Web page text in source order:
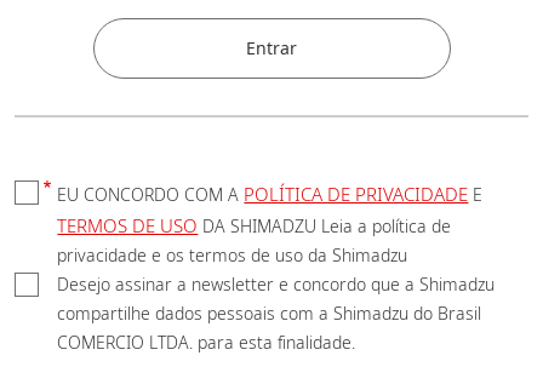
Endereço
Entrar
EU CONCORDO COM A POLÍTICA DE PRIVACIDADE E
TERMOS DE USO DA SHIMADZU Leia a política de
privacidade e os termos de uso da Shimadzu
Desejo assinar a newsletter e concordo que a Shimadzu
compartilhe dados pessoais com a Shimadzu do Brasil
COMERCIO LTDA. para esta finalidade.